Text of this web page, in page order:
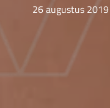
26 augustus 2019